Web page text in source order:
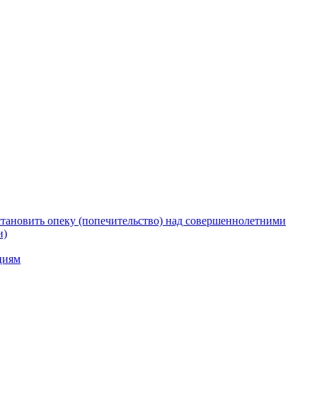
опеку (попечительство) над совершеннолетними